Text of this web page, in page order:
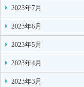
2023年7月
2023年6月
2023年5月
2023年4月
2023年3月